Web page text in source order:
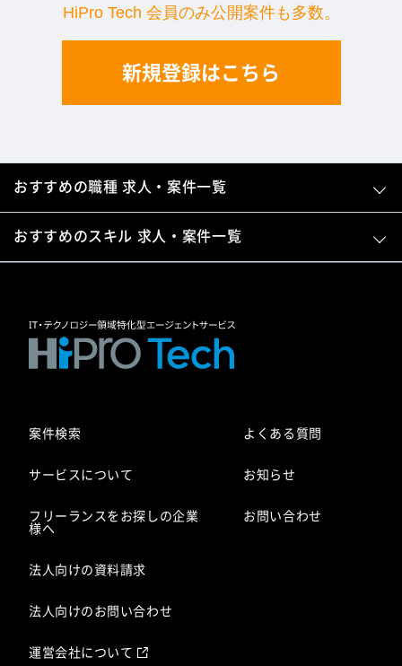
HiPro Tech 会員のみ公開案件も多数。
新規登録はこちら
おすすめの職種 求人・案件一覧
おすすめのスキル 求人・案件一覧
案件検索
サービスについて
フリーランスをお探しの企業
様へ
法人向けの資料請求
法人向けのお問い合わせ
よくある質問
お知らせ
お問い合わせ
運営会社について